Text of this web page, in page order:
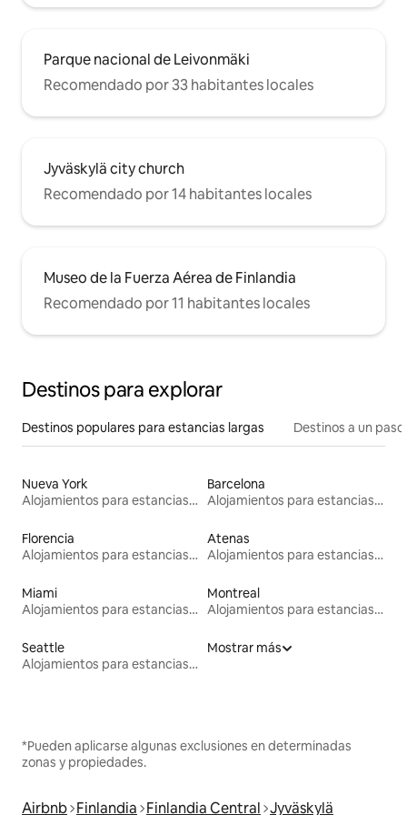
Parque nacional de Leivonmäki
Recomendado por 33 habitantes locales
Jyväskylä city church
Recomendado por 14 habitantes locales
Museo de la Fuerza Aérea de Finlandia
Recomendado por 11 habitantes locales
Destinos para explorar
Destinos populares para estancias largas Destinos a un
Nueva York
Alojamientos para estancias largas
Barcelona
Alojamientos para estancias largas
Florencia
Alojamientos para estancias largas
Atenas
Alojamientos para estancias largas
Miami
Alojamientos para estancias largas
Montreal
Alojamientos para estancias largas
Seattle
Alojamientos para estancias largas
Mostrar más
*Pueden aplicarse algunas exclusiones en determinadas
zonas y propiedades.
Airbnb Finlandia Finlandia Central Jyväskylä